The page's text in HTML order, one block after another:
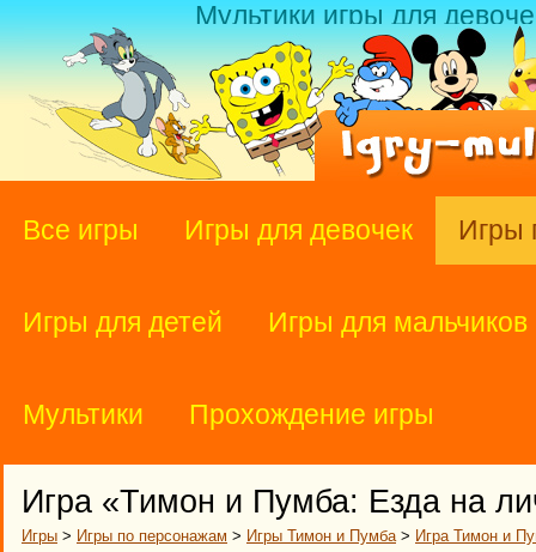
Мультики игры для
Все игры Игры для девочек Игры
Игры для детей Игры для мальчиков
Мультики Прохождение игры
Игра «Тимон и Пумба: Езда на
Игры > Игры по персонажам > Игры Тимон и Пумба> Игра Тимон и